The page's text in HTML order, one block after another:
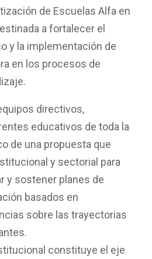
de Escuelas Alfa en
a fortalecer el
y la implementación de
en los procesos de
directivos,
educativos de toda la
de una propuesta que
y sectorial para
y sostener planes de
basados en
sobre las trayectorias
constituye el eje